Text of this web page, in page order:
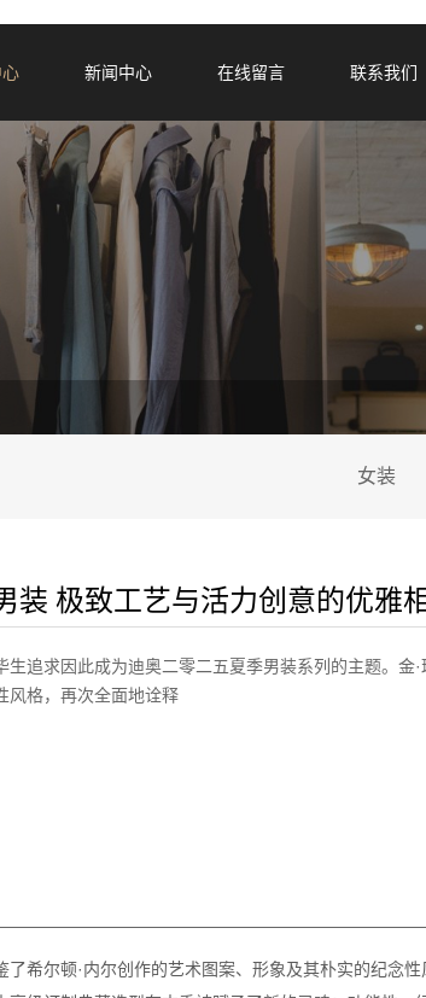
新闻中心 在线留言 联系我们
女装
装 极致工艺与活力创意的优雅
求因此成为迪奥二零二五夏季男装系列的主题。金·
风格，再次全面地诠释
尔顿·内尔创作的艺术图案、形象及其朴实的纪念